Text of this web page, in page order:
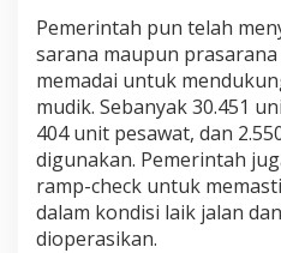
Pemerintah pun telah
sarana maupun
memadai untuk
mudik. Sebanyak 30.451
404 unit pesawat, dan
digunakan. Pemerintah
ramp-check untuk
dalam kondisi laik jalan
dioperasikan.